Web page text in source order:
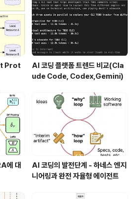
Prot
AI 코딩 플랫폼 트렌드 비교(Cla
ude Code, Codex,Gemini)
에 대
AI 코딩의 발전단계 - 하네스 엔지
니어링과 완전 자율형 에이전트